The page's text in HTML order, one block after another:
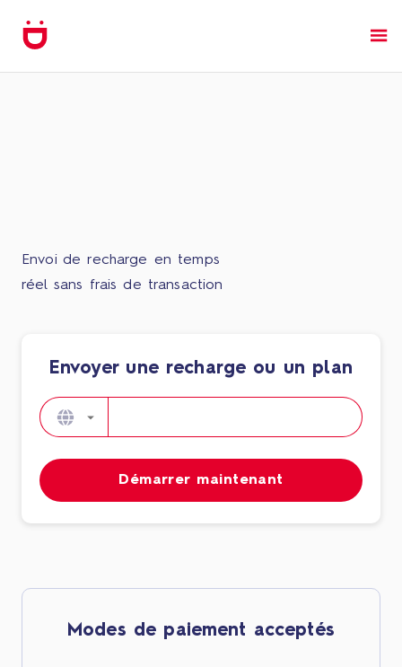
Envoi de recharge en temps
réel sans frais de transaction
Envoyer une recharge ou un plan
Démarrer maintenant
Modes de paiement acceptés